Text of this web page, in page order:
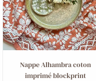
Nappe Alhambra coton
imprimé blockprint